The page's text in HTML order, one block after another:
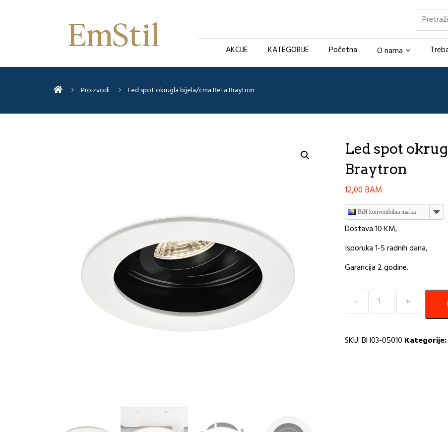
Pretraži
AKCIJE KATEGORIJE Početna O nama
Proizvodi Led spot okrugla bijela/crna Beta Braytron
Led spot
Braytron
12,00 BAM
BiH konvertibilna marka
Dostava 10 KM,
Isporuka 1-5 radnih dana,
Garancija 2 godine.
Led
spot
Beta
SKU:BH03-05010 Kategorije: